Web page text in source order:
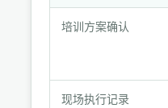
与
培训方案确认
现场执行记录